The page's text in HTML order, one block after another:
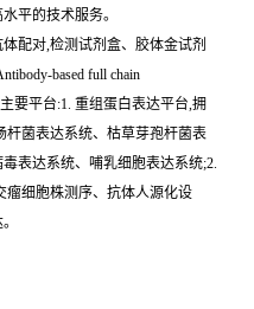
平的技术服务。
配对,检测试剂盒、胶体金试剂
based full chain
要平台:1. 重组蛋白表达平台,拥
杆菌表达系统、枯草芽孢杆菌表
表达系统、哺乳细胞表达系统;2.
瘤细胞株测序、抗体人源化设